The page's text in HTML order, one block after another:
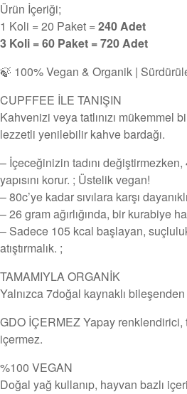
Ürün İçeriği;
1 Koli = 20 Paket =240 Adet
3 Koli = 60 Paket = 720 Adet
🍃 100% Vegan & Organik |
CUPFFEE İLE TANIŞIN
Kahvenizi veya tatlınızı mükemmel
lezzetli yenilebilir kahve bardağı.
– İçeceğinizin tadını
yapısını korur. ; Üstelik vegan!
– 80c’ye kadar sıvılara karşı
– 26 gram ağırlığında, bir kurabiye
– Sadece 105 kcal başlayan,
atıştırmalık. ;
TAMAMIYLA ORGANİK
Yalnızca 7doğal kaynaklı
GDO İÇERMEZ Yapay renklendirici,
içermez.
%100 VEGAN
Doğal yağ kullanıp, hayvan bazlı